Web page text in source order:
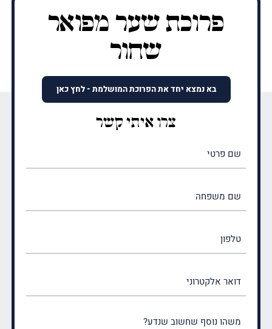
פרוכת שער מפואר
שחור
בא נמצא יחד את הפרוכת המושלמת - לחץ כאן
צרו איתי קשר
(חובה)
(חובה)